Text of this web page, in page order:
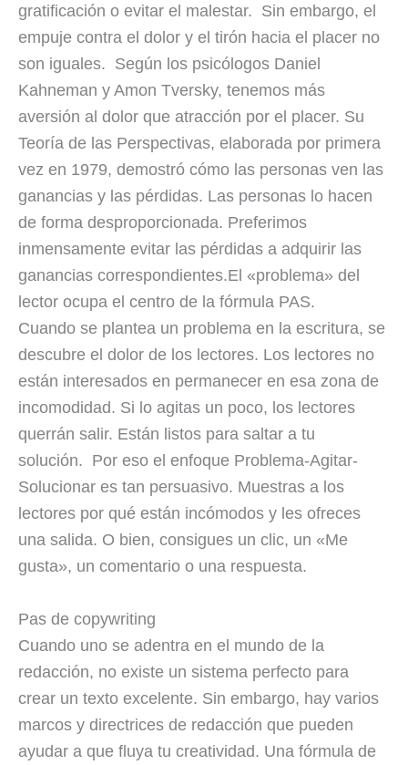
gratificación o evitar el malestar. Sin embargo, el
empuje contra el dolor y el tirón hacia el placer no
son iguales. Según los psicólogos Daniel
Kahneman y Amon Tversky, tenemos más
aversión al dolor que atracción por el placer. Su
Teoría de las Perspectivas, elaborada por primera
vez en 1979, demostró cómo las personas ven las
ganancias y las pérdidas. Las personas lo hacen
de forma desproporcionada. Preferimos
inmensamente evitar las pérdidas a adquirir las
ganancias correspondientes.El «problema» del
lector ocupa el centro de la fórmula PAS.
Cuando se plantea un problema en la escritura, se
descubre el dolor de los lectores. Los lectores no
están interesados en permanecer en esa zona de
incomodidad. Si lo agitas un poco, los lectores
querrán salir. Están listos para saltar a tu
solución. Por eso el enfoque Problema-Agitar-
Solucionar es tan persuasivo. Muestras a los
lectores por qué están incómodos y les ofreces
una salida. O bien, consigues un clic, un «Me
gusta», un comentario o una respuesta.
Pas de copywriting
Cuando uno se adentra en el mundo de la
redacción, no existe un sistema perfecto para
crear un texto excelente. Sin embargo, hay varios
marcos y directrices de redacción que pueden
ayudar a que fluya tu creatividad. Una fórmula de